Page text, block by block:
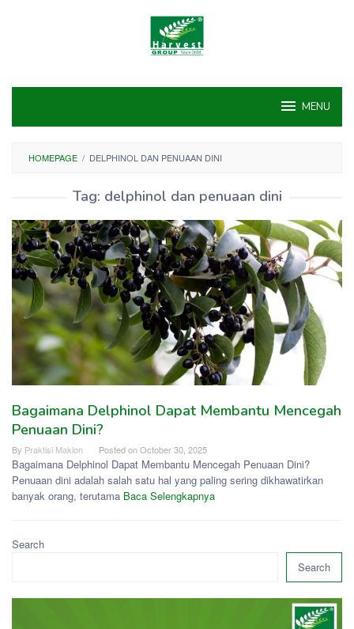
MENU
HOMEPAGE / DELPHINOL DAN PENUAAN DINI
Tag: delphinol dan penuaan dini
Bagaimana Delphinol Dapat Membantu Mencegah
Penuaan Dini?
By Praktisi Maklon Posted onOctober 30, 2025
Bagaimana Delphinol Dapat Membantu Mencegah Penuaan Dini?
Penuaan dini adalah salah satu hal yang paling sering dikhawatirkan
banyak orang, terutama Baca Selengkapnya
Search
Search